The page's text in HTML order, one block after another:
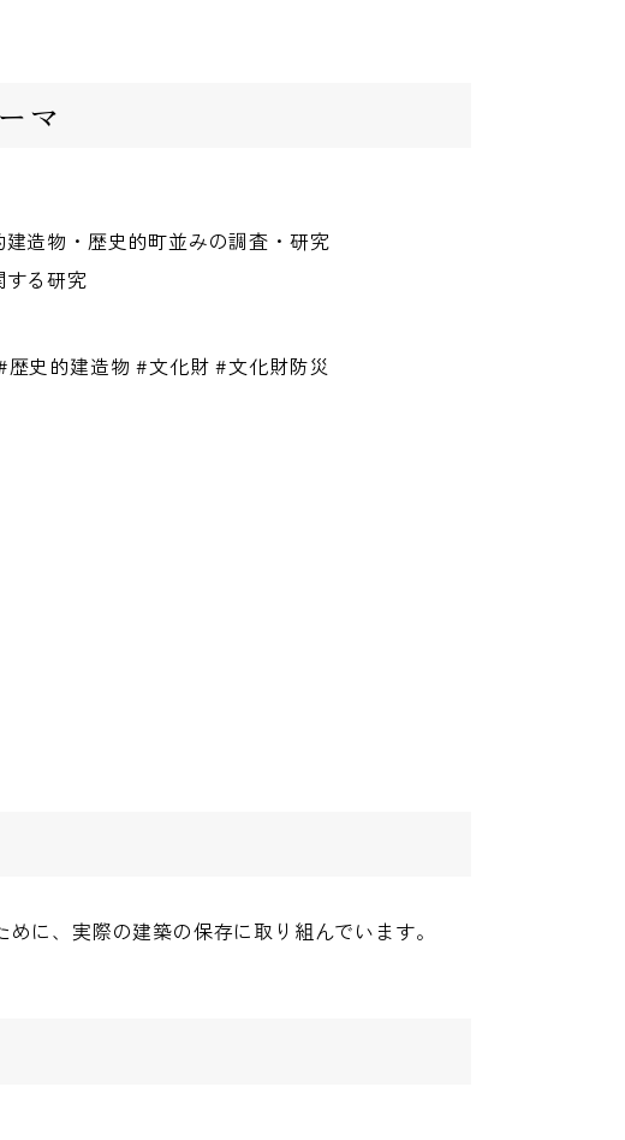
マ
造物・歴史的町並みの調査・研究
る研究
史的建造物 #文化財 #文化財防災
に、実際の建築の保存に取り組んでいます。